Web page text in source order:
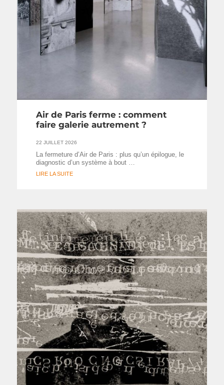
Air de Paris ferme : comment
faire galerie autrement ?
22 JUILLET 2026
La fermeture d’Air de Paris : plus qu’un épilogue, le
diagnostic d’un système à bout …
LIRE LA SUITE